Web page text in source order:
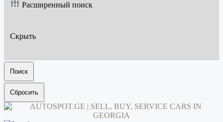
Расширенный поиск
Скрыть
Поиск
Сбросить